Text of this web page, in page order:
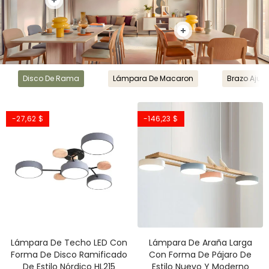
Disco De Rama Lámpara De Macaron Brazo
-27,62 $
Lámpara De Techo LED Con
Forma De Disco Ramificado
De Estilo Nórdico HL215
-146,23 $
Lámpara De Araña Larga
Con Forma De Pájaro De
Estilo Nuevo Y Moderno